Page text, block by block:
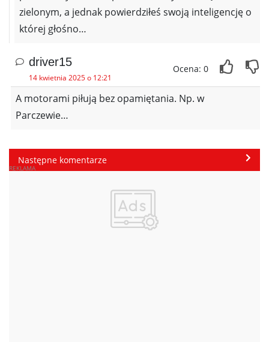
zielonym, a jednak powierdziłeś swoją inteligencję o
której głośno…
driver15
14 kwietnia 2025 o 12:21
Ocena: 0
A motorami piłują bez opamiętania. Np. w
Parczewie…
Następne komentarze